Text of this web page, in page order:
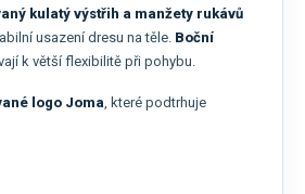
kulatý výstřih a manžety rukávů
usazení dresu na těle. Boční
k větší flexibilitě při pohybu.
logo Joma, které podtrhuje